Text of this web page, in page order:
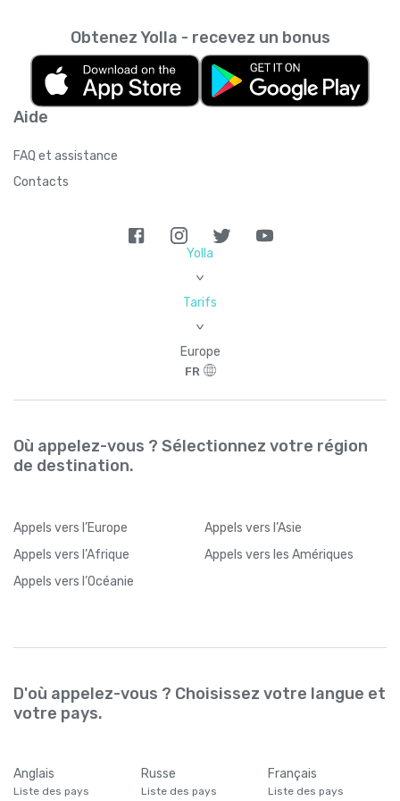
Aide
FAQ et assistance
Contacts
Obtenez Yolla - recevez un bonus
Yolla
>
Tarifs
>
Europe
FR
Où appelez-vous ? Sélectionnez votre région
de destination.
Appels vers l’Europe Appels vers l’Asie
Appels vers l’Afrique Appels vers les Amériques
Appels vers l’Océanie
D'où appelez-vous ? Choisissez votre langue et
votre pays.
Anglais
Liste des pays
Russe
Liste des pays
Français
Liste des pays